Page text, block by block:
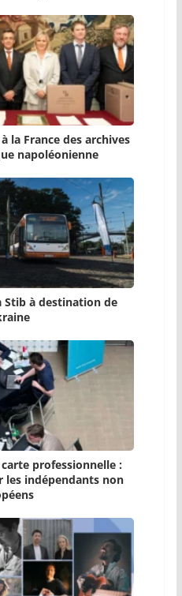
la France des archives
napoléonienne
Stib à destination de
professionnelle :
les indépendants non